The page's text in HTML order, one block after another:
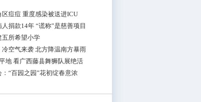
痘痘 重度感染被送进ICU
捐款14年 “谎称”是慈善项目
五所希望小学
空气来袭 北方降温南方暴雨
地 看广西藤县舞狮队展绝活
“百园之园”花初绽春意浓